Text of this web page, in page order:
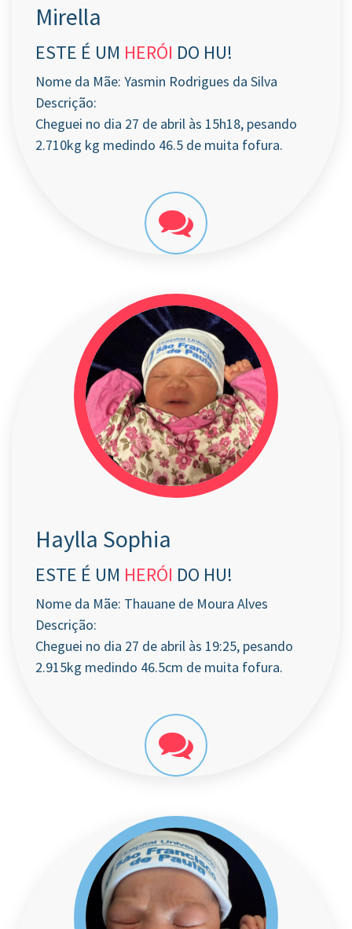
Mirella
ESTE É UM HERÓI DO HU!
Nome da Mãe: Yasmin Rodrigues da Silva
Descrição:
Cheguei no dia 27 de abril às 15h18, pesando
2.710kg kg medindo 46.5 de muita fofura.
Haylla Sophia
ESTE É UM HERÓI DO HU!
Nome da Mãe: Thauane de Moura Alves
Descrição:
Cheguei no dia 27 de abril às 19:25, pesando
2.915kg medindo 46.5cm de muita fofura.